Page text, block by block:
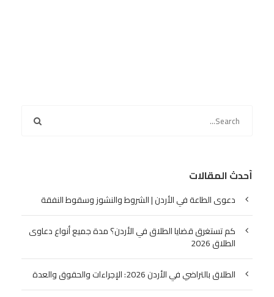
أحدث المقالات
دعوى الطاعة في الأردن | الشروط والنشوز وسقوط النفقة
كم تستغرق قضايا الطلاق في الأردن؟ مدة جميع أنواع دعاوى
الطلاق 2026
الطلاق بالتراضي في الأردن 2026: الإجراءات والحقوق والعدة